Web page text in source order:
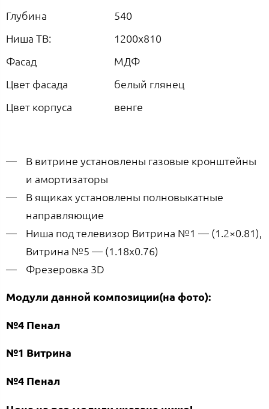
Глубина
540
Ниша ТВ:
1200х810
Фасад
МДФ
Цвет фасада
белый глянец
Цвет корпуса
венге
В витрине установлены газовые кронштейны
и амортизаторы
В ящиках установлены полновыкатные
направляющие
Ниша под телевизор Витрина №1 — (1.2×0.81),
Витрина №5 — (1.18х0.76)
Фрезеровка 3D
Модули данной композиции(на фото):
№4 Пенал
№1 Витрина
№4 Пенал